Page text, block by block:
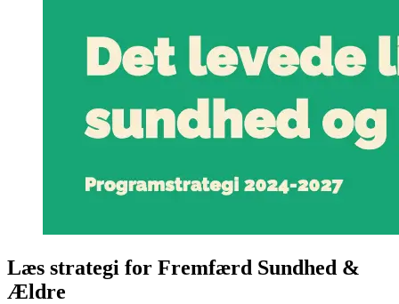
Læs strategi for Fremfærd Sundhed &
Ældre